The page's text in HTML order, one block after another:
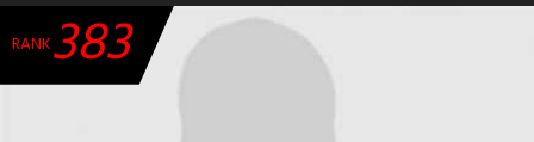
チーム・選手
RANK383